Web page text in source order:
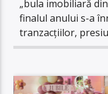
„bula imobiliară
finalul anului s-a
tranzacțiilor,